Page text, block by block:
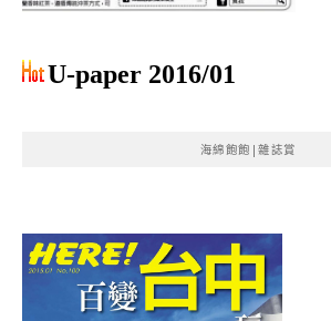
U-paper 2016/01
海綿飽飽|雜誌賞